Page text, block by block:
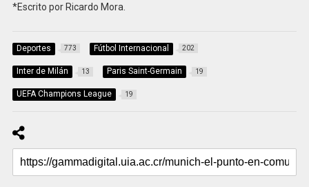
*Escrito por Ricardo Mora.
Deportes 773 Fútbol Internacional 202
Inter de Milán 13 Paris Saint-Germain 19
UEFA Champions League 19